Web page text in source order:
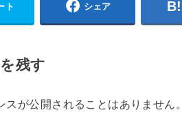
ト シェア
残す
スが公開されることはありません。